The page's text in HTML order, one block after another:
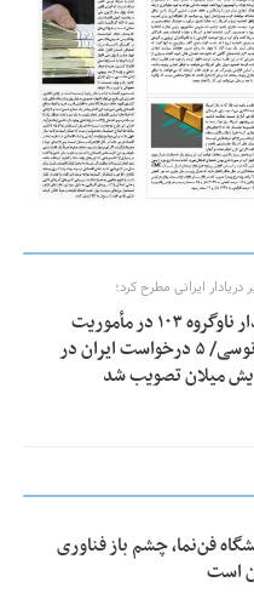
دریادار ایرانی مطرح کرد؛
اقتدار ناوگروه ۱۰۳ در مأموریت‌
اقیانوسی/ ۵ درخواست ایران در
میلان تصویب شد
فن‌نما، چشم باز فناوری
است